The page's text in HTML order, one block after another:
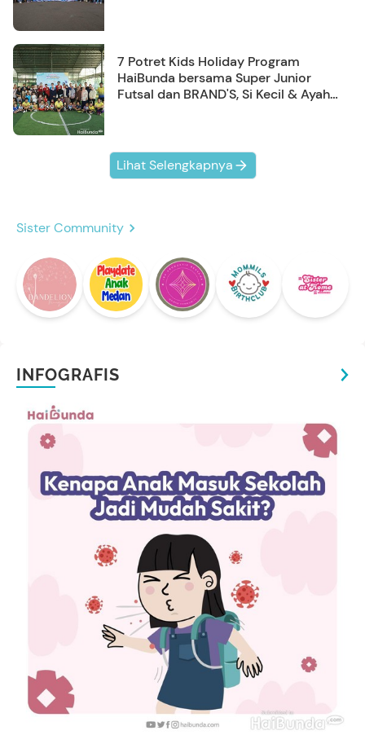
7 Potret Kids Holiday Program
HaiBunda bersama Super Junior
Futsal dan BRAND'S, Si Kecil & Ayah
Lihat Selengkapnya
Sister Community
INFOGRAFIS